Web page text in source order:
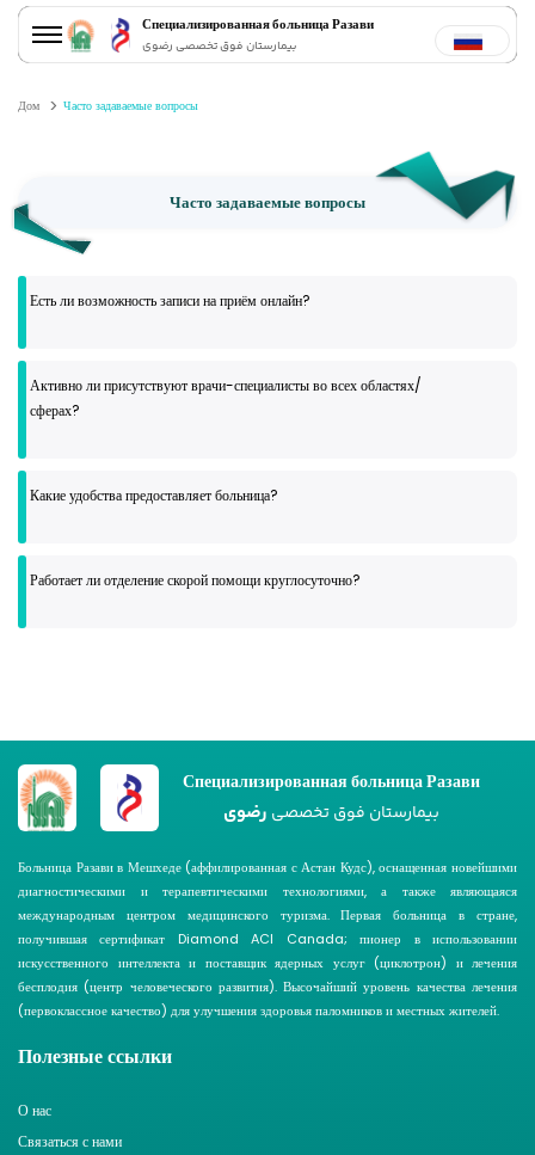
Специализированная больница Разави
بیمارستان فوق تخصصی رضوی
Дом Часто задаваемые вопросы
Часто задаваемые вопросы
Есть ли возможность записи на приём онлайн?
Активно ли присутствуют врачи-специалисты во всех областях/
сферах?
Какие удобства предоставляет больница?
Работает ли отделение скорой помощи круглосуточно?
Специализированная больница Разави
بیمارستان فوق تخصصی رضوی
Больница Разави в Мешхеде (аффилированная с Астан Кудс), оснащенная новейшими
диагностическими и терапевтическими технологиями, а также являющаяся
международным центром медицинского туризма. Первая больница в стране,
получившая сертификат Diamond ACI Canada; пионер в использовании
искусственного интеллекта и поставщик ядерных услуг (циклотрон) и лечения
бесплодия (центр человеческого развития). Высочайший уровень качества лечения
(первоклассное качество) для улучшения здоровья паломников и местных жителей.
Полезные ссылки
О нас
Связаться с нами